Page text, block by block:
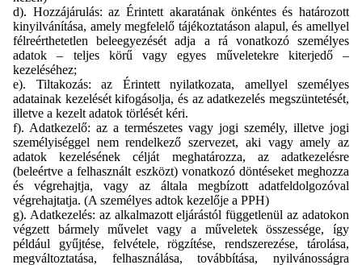
d). Hozzájárulás: az Érintett akaratának önkéntes és határozott
kinyilvánítása, amely megfelelő tájékoztatáson alapul, és amellyel
félreérthetetlen beleegyezését adja a rá vonatkozó személyes
adatok – teljes körű vagy egyes műveletekre kiterjedő –
kezeléséhez;
e). Tiltakozás: az Érintett nyilatkozata, amellyel személyes
adatainak kezelését kifogásolja, és az adatkezelés megszüntetését,
illetve a kezelt adatok törlését kéri.
f). Adatkezelő: az a természetes vagy jogi személy, illetve jogi
személyiséggel nem rendelkező szervezet, aki vagy amely az
adatok kezelésének célját meghatározza, az adatkezelésre
(beleértve a felhasznált eszközt) vonatkozó döntéseket meghozza
és végrehajtja, vagy az általa megbízott adatfeldolgozóval
végrehajtatja. (A személyes adtok kezelője a PPH)
g). Adatkezelés: az alkalmazott eljárástól függetlenül az adatokon
végzett bármely művelet vagy a műveletek összessége, így
például gyűjtése, felvétele, rögzítése, rendszerezése, tárolása,
megváltoztatása, felhasználása, továbbítása, nyilvánosságra